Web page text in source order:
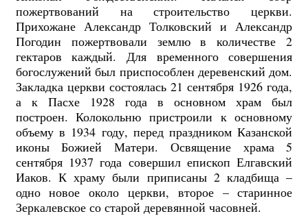
пожертвований на строительство церкви.
Прихожане Александр Толковский и Александр
Погодин пожертвовали землю в количестве 2
гектаров каждый. Для временного совершения
богослужений был приспособлен деревенский дом.
Закладка церкви состоялась 21 сентября 1926 года,
а к Пасхе 1928 года в основном храм был
построен. Колокольню пристроили к основному
объему в 1934 году, перед праздником Казанской
иконы Божией Матери. Освящение храма 5
сентября 1937 года совершил епископ Елгавский
Иаков. К храму были приписаны 2 кладбища –
одно новое около церкви, второе – старинное
Зеркалевское со старой деревянной часовней.